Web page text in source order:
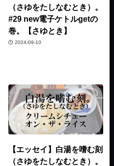
（さゆをたしなむとき）。
#29 new電子ケトルgetの
巻。【さゆとき】
2024-09-10
【エッセイ】白湯を嗜む刻
（さゆをたしなむとき）。